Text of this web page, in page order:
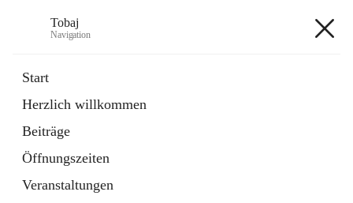
Tobaj
Navigation
Start
Herzlich willkommen
Beiträge
Öffnungszeiten
Veranstaltungen
Externe Webseite
in
Tab
Formulare
2 Schnellzugriffe